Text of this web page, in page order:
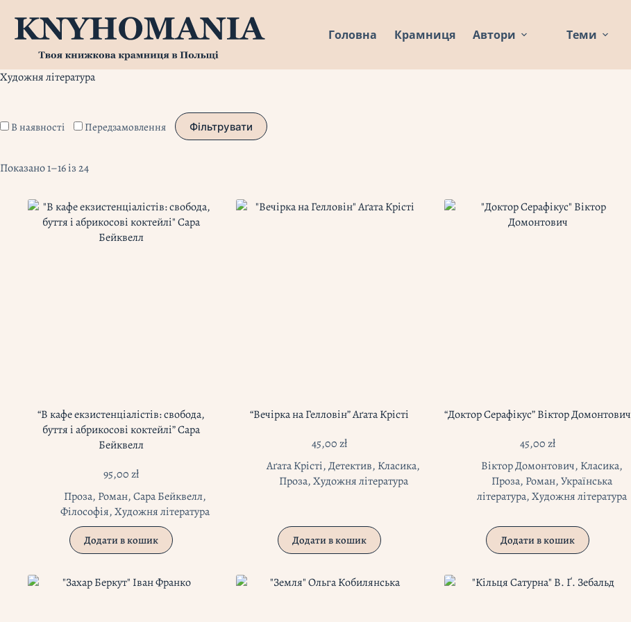
вмісту
Головна Крамниця Автори Теми
Художня література
В наявності Передзамовлення Фільтрувати
Показано 1–16 із 24
“В кафе екзистенціалістів: свобода,
буття і абрикосові коктейлі” Сара
Бейквелл
95,00zł
Проза, Роман,Сара Бейквелл,
Філософія,Художня література
Додати в кошик
“Вечірка на Гелловін” Аґата Крісті
45,00zł
Аґата Крісті,Детектив, Класика,
Проза,Художня література
Додати в кошик
“Доктор Серафікус” Віктор Домонтович
45,00zł
Віктор Домонтович, Класика,
Проза, Роман,Українська
література,Художня література
Додати в кошик